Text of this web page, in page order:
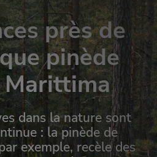
près de
pinède
dans la nature sont
: la pinède de
exemple, recèle des